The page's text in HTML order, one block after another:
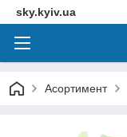
sky.kyiv.ua
Асортимент